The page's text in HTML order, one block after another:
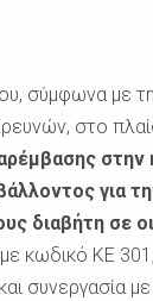
σύμφωνα με
στο
στην
για
διαβήτη σε
κωδικό ΚΕ
συνεργασία